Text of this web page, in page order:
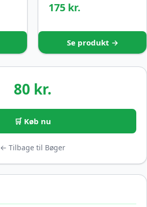
175 kr.
Se produkt →
80 kr.
🛒 Køb nu
← Tilbage til Bøger